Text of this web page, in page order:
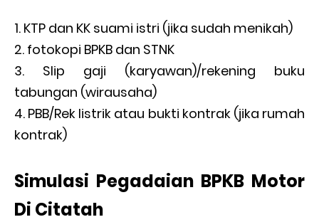
KTP dan KK suami istri (jika sudah menikah)
fotokopi BPKB dan STNK
Slip gaji (karyawan)/rekening buku
tabungan (wirausaha)
PBB/Rek listrik atau bukti kontrak (jika rumah
kontrak)
Simulasi Pegadaian BPKB Motor
Di Citatah